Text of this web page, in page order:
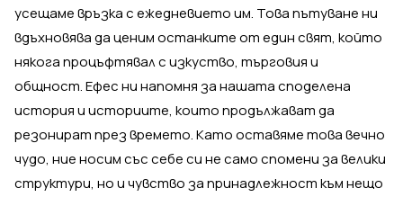
усещаме връзка с ежедневието им. Това пътуване ни
вдъхновява да ценим останките от един свят, който
някога процъфтявал с изкуство, търговия и
общност. Ефес ни напомня за нашата споделена
история и историите, които продължават да
резонират през времето. Като оставяме това вечно
чудо, ние носим със себе си не само спомени за велики
структури, но и чувство за принадлежност към нещо